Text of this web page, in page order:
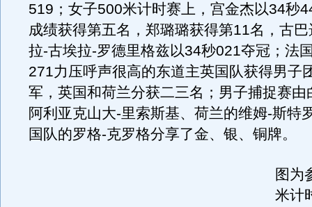
519；女子500米计时赛上，宫金杰以34秒
成绩获得第五名，郑璐璐获得第11名，古
拉-古埃拉-罗德里格兹以34秒021夺冠；法
271力压呼声很高的东道主英国队获得男子
军，英国和荷兰分获二三名；男子捕捉赛由
阿利亚克山大-里索斯基、荷兰的维姆-斯特
国队的罗格-克罗格分享了金、银、铜牌。
图为
米计